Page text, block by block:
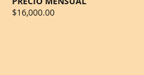
$16,000.00